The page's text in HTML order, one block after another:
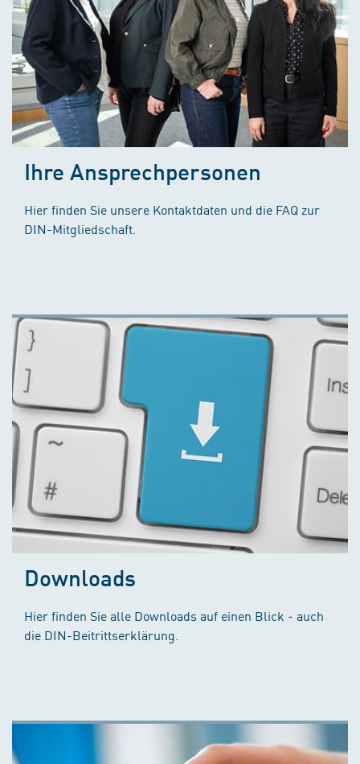
Ihre Ansprechpersonen
Hier finden Sie unsere Kontaktdaten und die FAQ zur
DIN-Mitgliedschaft.
Downloads
Hier finden Sie alle Downloads auf einen Blick - auch
die DIN-Beitrittserklärung.